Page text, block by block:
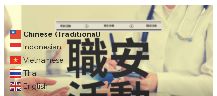
Chinese (Traditional)
Indonesian
Vietnamese
Thai
English